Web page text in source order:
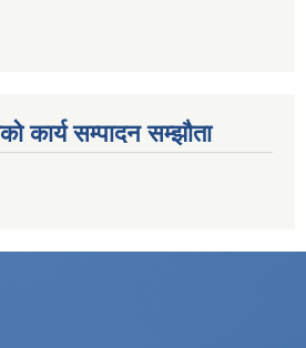
कार्य सम्पादन सम्झौता